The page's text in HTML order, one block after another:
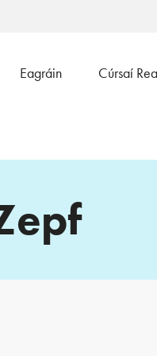
Eagráin Cúrsaí